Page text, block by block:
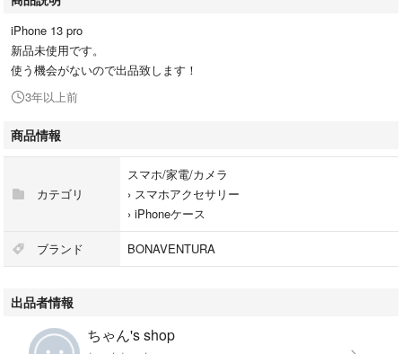
iPhone 13 pro
新品未使用です。
使う機会がないので出品致します！
3年以上前
商品情報
カテゴリ
スマホ/家電/カメラ
› スマホアクセサリー
› iPhoneケース
ブランド BONAVENTURA
出品者情報
ちゃん's shop